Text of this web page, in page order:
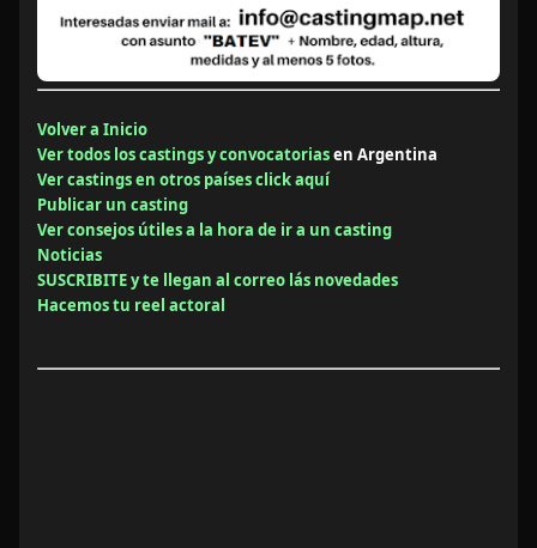
Volver a Inicio
Ver todos los castings y convocatoriasen Argentina
Ver castings en otros países click aquí
Publicar un casting
Ver consejos útiles a la hora de ir a un casting
Noticias
SUSCRIBITE y te llegan al correo lás novedades
Hacemos tu reel actoral